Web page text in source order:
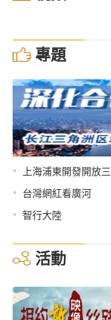
專題
• 上海浦東開發開放
• 台灣網紅看廣河
• 智行大陸
活動